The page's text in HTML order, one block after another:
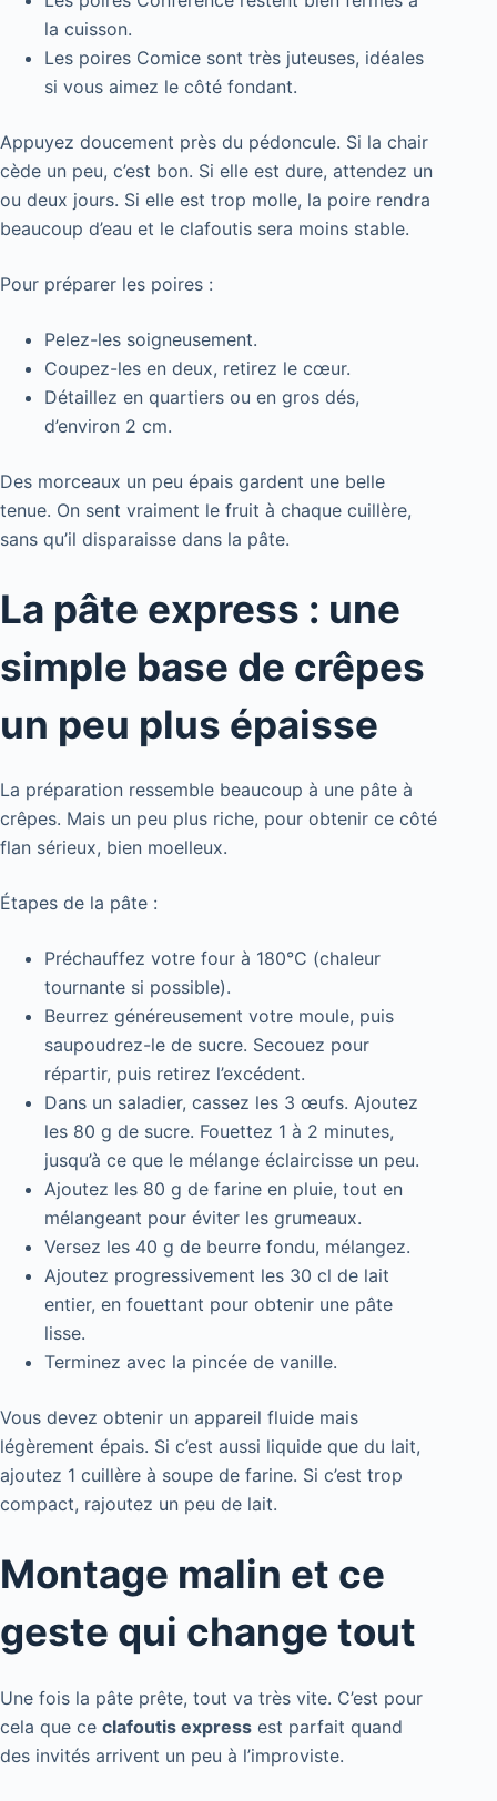
la cuisson.
Les poires Comice sont très juteuses, idéales
si vous aimez le côté fondant.
Appuyez doucement près du pédoncule. Si la chair
cède un peu, c’est bon. Si elle est dure, attendez un
ou deux jours. Si elle est trop molle, la poire rendra
beaucoup d’eau et le clafoutis sera moins stable.
Pour préparer les poires :
Pelez-les soigneusement.
Coupez-les en deux, retirez le cœur.
Détaillez en quartiers ou en gros dés,
d’environ 2 cm.
Des morceaux un peu épais gardent une belle
tenue. On sent vraiment le fruit à chaque cuillère,
sans qu’il disparaisse dans la pâte.
La pâte express : une
simple base de crêpes
un peu plus épaisse
La préparation ressemble beaucoup à une pâte à
crêpes. Mais un peu plus riche, pour obtenir ce côté
flan sérieux, bien moelleux.
Étapes de la pâte :
Préchauffez votre four à 180°C (chaleur
tournante si possible).
Beurrez généreusement votre moule, puis
saupoudrez-le de sucre. Secouez pour
répartir, puis retirez l’excédent.
Dans un saladier, cassez les 3 œufs. Ajoutez
les 80 g de sucre. Fouettez 1 à 2 minutes,
jusqu’à ce que le mélange éclaircisse un peu.
Ajoutez les 80 g de farine en pluie, tout en
mélangeant pour éviter les grumeaux.
Versez les 40 g de beurre fondu, mélangez.
Ajoutez progressivement les 30 cl de lait
entier, en fouettant pour obtenir une pâte
lisse.
Terminez avec la pincée de vanille.
Vous devez obtenir un appareil fluide mais
légèrement épais. Si c’est aussi liquide que du lait,
ajoutez 1 cuillère à soupe de farine. Si c’est trop
compact, rajoutez un peu de lait.
Montage malin et ce
geste qui change tout
Une fois la pâte prête, tout va très vite. C’est pour
cela que ce clafoutis express est parfait quand
des invités arrivent un peu à l’improviste.